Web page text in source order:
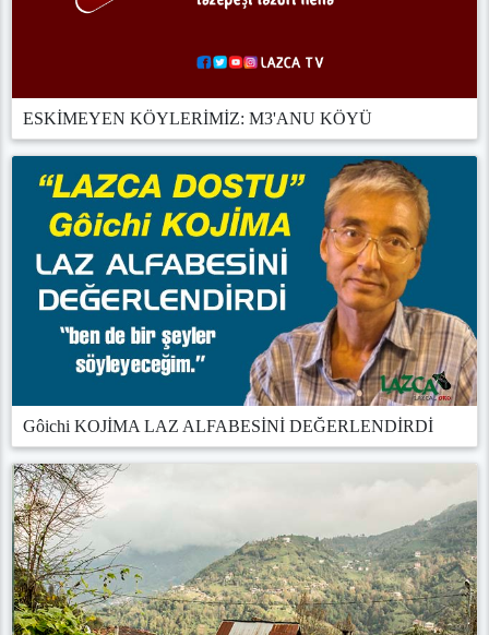
ESKİMEYEN KÖYLERİMİZ: M3'ANU KÖYÜ
Gôichi KOJİMA LAZ ALFABESİNİ DEĞERLENDİRDİ